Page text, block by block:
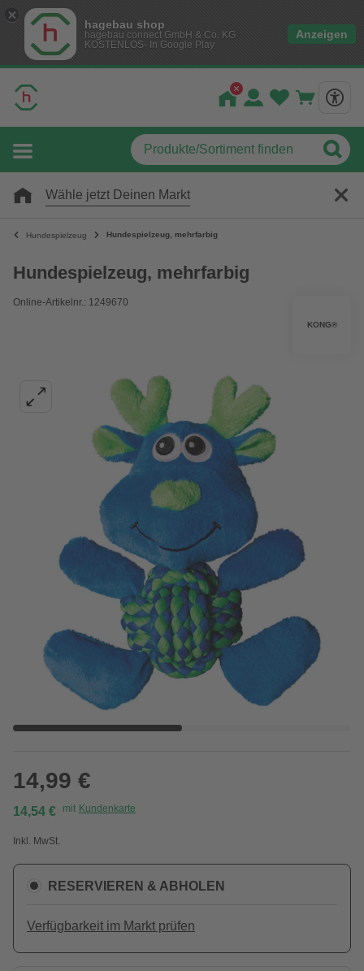
hagebau shop
hagebau connect GmbH & Co. KG
KOSTENLOS- In Google Play
Anzeigen
Wähle jetzt Deinen Markt
Hundespielzeug Hundespielzeug, mehrfarbig
Hundespielzeug, mehrfarbig
Online-Artikelnr.: 1249670
KONG®
14,99 €
14,54 € mit Kundenkarte
Inkl. MwSt.
RESERVIEREN & ABHOLEN
Verfügbarkeit im Markt prüfen